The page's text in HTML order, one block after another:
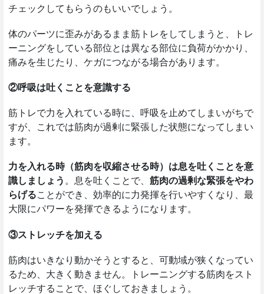
チェックしてもらうのもいいでしょう。
体のパーツに歪みがあるまま筋トレをしてしまうと、トレ
ーニングをしている部位とは異なる部位に負荷がかかり、
痛みを生じたり、ケガにつながる場合があります。
②呼吸は吐くことを意識する
筋トレで力を入れている時に、呼吸を止めてしまいがちで
すが、これでは筋肉が過剰に緊張した状態になってしまい
ます。
力を入れる時（筋肉を収縮させる時）は息を吐くことを意
識しましょう 。息を吐くことで、 筋肉の過剰な緊張をやわ
らげることができ、効率的に力発揮を行いやすくなり、最
大限にパワーを発揮できるようになります。
③ストレッチを加える
筋肉はいきなり動かそうとすると、可動域が狭くなってい
るため、大きく動きません。トレーニングする筋肉をスト
レッチすることで、ほぐしておきましょう。